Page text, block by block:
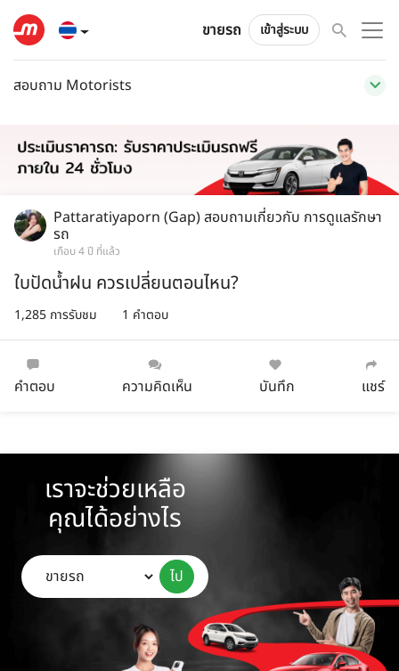
ขายรถ เข้าสู่ระบบ
สอบถาม Motorists
Pattaratiyaporn (Gap)สอบถามเกี่ยวกับ การดูแลรักษา
รถ
เกือบ 4 ปี ที่แล้ว
ใบปัดน้ำฝน ควรเปลี่ยนตอนไหน?
1,285 การรับชม 1 คำตอบ
คำตอบ ความคิดเห็น บันทึก แชร์
เราจะช่วยเหลือ
คุณได้อย่างไร
ไป